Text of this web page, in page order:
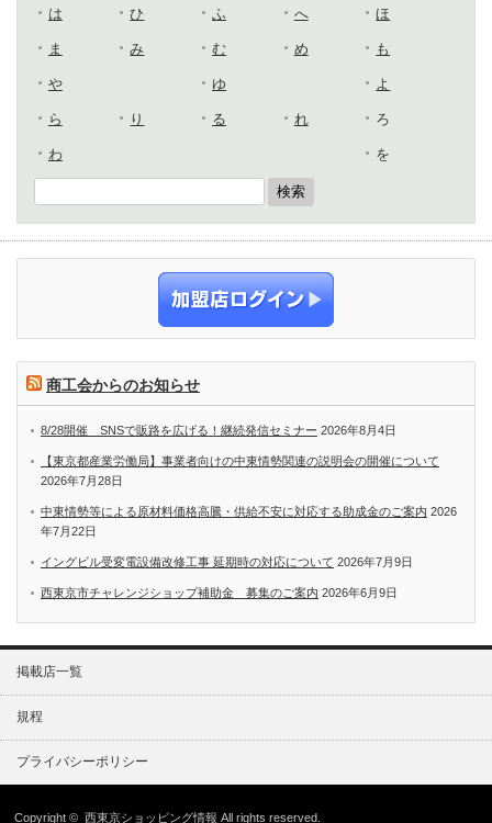
は ひ ふ へ ほ
ま み む め も
や ゆ よ
ら り る れ ろ
わ を
商工会からのお知らせ
8/28開催 SNSで販路を広げる！継続発信セミナー 2026年8月4日
【東京都産業労働局】事業者向けの中東情勢関連の説明会の開催について
2026年7月28日
中東情勢等による原材料価格高騰・供給不安に対応する助成金のご案内 2026
年7月22日
イングビル受変電設備改修工事 延期時の対応について 2026年7月9日
西東京市チャレンジショップ補助金 募集のご案内 2026年6月9日
掲載店一覧
規程
プライバシーポリシー
Copyright ©西東京ショッピング情報 All rights reserved.